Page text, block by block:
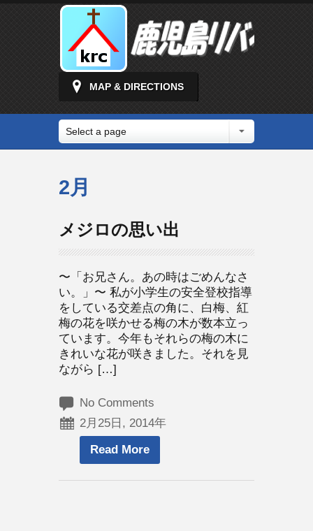
MAP & DIRECTIONS
Select a page
2月
メジロの思い出
〜「お兄さん。あの時はごめんなさ
い。」〜 私が小学生の安全登校指導
をしている交差点の角に、白梅、紅
梅の花を咲かせる梅の木が数本立っ
ています。今年もそれらの梅の木に
きれいな花が咲きました。それを見
ながら […]
No Comments
2月25日, 2014年
Read More